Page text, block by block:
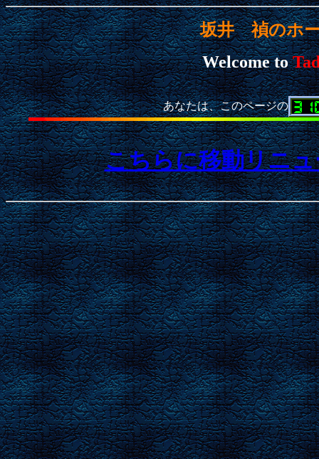
坂井 禎のホ
Welcome to
あなたは、このページの
こちらに移動リニ